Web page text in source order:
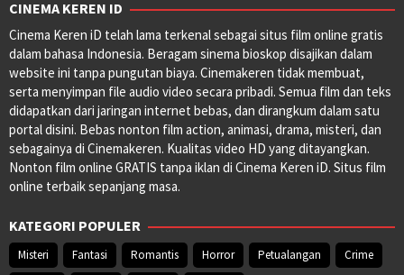
CINEMA KEREN ID
Cinema Keren iD telah lama terkenal sebagai situs film online gratis
dalam bahasa Indonesia. Beragam sinema bioskop disajikan dalam
website ini tanpa pungutan biaya. Cinemakeren tidak membuat,
serta menyimpan file audio video secara pribadi. Semua film dan teks
didapatkan dari jaringan internet bebas, dan dirangkum dalam satu
portal disini. Bebas nonton film action, animasi, drama, misteri, dan
sebagainya di Cinemakeren. Kualitas video HD yang ditayangkan.
Nonton film online GRATIS tanpa iklan di Cinema Keren iD. Situs film
online terbaik sepanjang masa.
KATEGORI POPULER
Misteri Fantasi Romantis Horror Petualangan
Crime